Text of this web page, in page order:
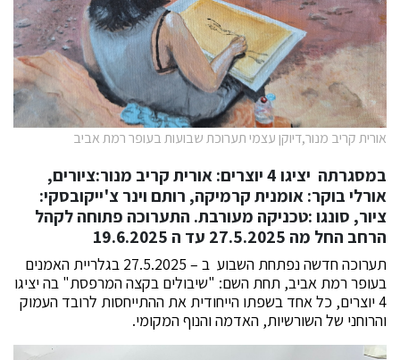
אורית קריב מנור,דיוקן עצמי תערוכת שבועות בעופר רמת אביב
במסגרתה יציגו 4 יוצרים: אורית קריב מנור:ציורים,
אורלי בוקר: אומנית קרמיקה, רותם וינר צ'ייקובסקי:
ציור, סונגו :טכניקה מעורבת. התערוכה פתוחה לקהל
הרחב החל מה 27.5.2025 עד ה 19.6.2025
תערוכה חדשה נפתחת השבוע ב – 27.5.2025 בגלריית האמנים
בעופר רמת אביב, תחת השם: "שיבולים בקצה המרפסת" בה יציגו
4 יוצרים, כל אחד בשפתו הייחודית את ההתייחסות לרובד העמוק
והרוחני של השורשיות, האדמה והנוף המקומי.